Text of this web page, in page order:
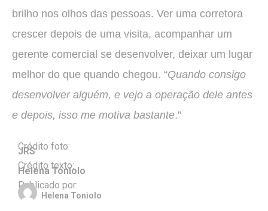
brilho nos olhos das pessoas. Ver uma corretora
crescer depois de uma visita, acompanhar um
gerente comercial se desenvolver, deixar um lugar
melhor do que quando chegou. “Quando consigo
desenvolver alguém, e vejo a operação dele antes
e depois, isso me motiva bastante.”
Crédito foto:
JRS
Crédito texto:
Helena Toniolo
Publicado por:
Helena Toniolo